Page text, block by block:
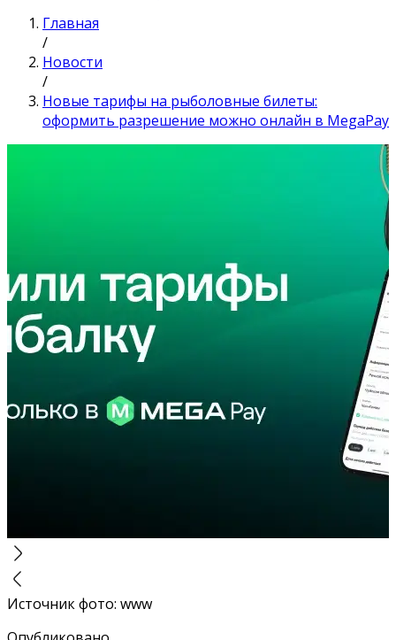
Главная
/
Новости
/
Новые тарифы на рыболовные билеты:
оформить разрешение можно онлайн в MegaPay
Источник фото: www